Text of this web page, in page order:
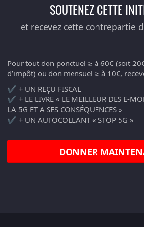
SOUTENEZ CETTE
et recevez cette contrepartie
Pour tout don ponctuel ≥ à 60€ (soit
d’impôt) ou don mensuel ≥ à 10€,
✔️ + UN REÇU FISCAL
✔️ + LE LIVRE « LE MEILLEUR DES E-
LA 5G ET A SES CONSÉQUENCES »
✔️ + UN AUTOCOLLANT « STOP 5G »
DONNER